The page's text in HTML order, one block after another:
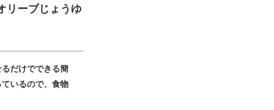
リーブじょうゆ
だけでできる簡
いるので、食物